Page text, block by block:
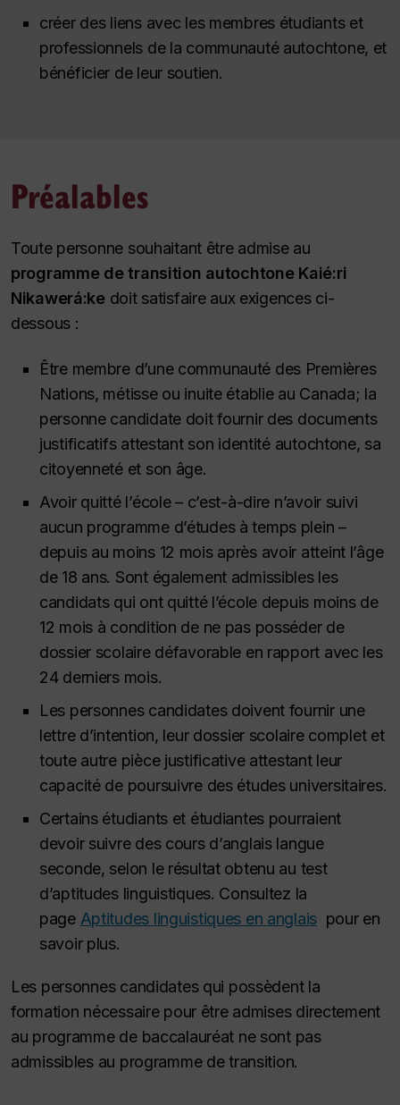
créer des liens avec les membres étudiants et
professionnels de la communauté autochtone, et
bénéficier de leur soutien.
Préalables
Toute personne souhaitant être admise au
programme de transition autochtone Kaié:ri
Nikawerá:ke doit satisfaire aux exigences ci-
dessous :
Être membre d’une communauté des Premières
Nations, métisse ou inuite établie au Canada; la
personne candidate doit fournir des documents
justificatifs attestant son identité autochtone, sa
citoyenneté et son âge.
Avoir quitté l’école – c’est-à-dire n’avoir suivi
aucun programme d’études à temps plein –
depuis au moins 12 mois après avoir atteint l’âge
de 18 ans. Sont également admissibles les
candidats qui ont quitté l’école depuis moins de
12 mois à condition de ne pas posséder de
dossier scolaire défavorable en rapport avec les
24 derniers mois.
Les personnes candidates doivent fournir une
lettre d’intention, leur dossier scolaire complet et
toute autre pièce justificative attestant leur
capacité de poursuivre des études universitaires.
Certains étudiants et étudiantes pourraient
devoir suivre des cours d’anglais langue
seconde, selon le résultat obtenu au test
d’aptitudes linguistiques. Consultez la
page Aptitudes linguistiques en anglais pour en
savoir plus.
Les personnes candidates qui possèdent la
formation nécessaire pour être admises directement
au programme de baccalauréat ne sont pas
admissibles au programme de transition.